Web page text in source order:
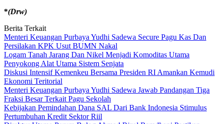
*(Drw)
Berita Terkait
Menteri Keuangan Purbaya Yudhi Sadewa Secure Pagu Kas Dan
Persilakan KPK Usut BUMN Nakal
Logam Tanah Jarang Dan Nikel Menjadi Komoditas Utama
Penyokong Alat Utama Sistem Senjata
Diskusi Intensif Kemenkeu Bersama Presiden RI Amankan Kemudi
Ekonomi Teritorial
Menteri Keuangan Purbaya Yudhi Sadewa Jawab Pandangan Tiga
Fraksi Besar Terkait Pagu Sekolah
Kebijakan Pemindahan Dana SAL Dari Bank Indonesia Stimulus
Pertumbuhan Kredit Sektor Riil